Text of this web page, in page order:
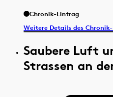
Chronik-Eintrag
Weitere Details des
Saubere Luft
Strassen an